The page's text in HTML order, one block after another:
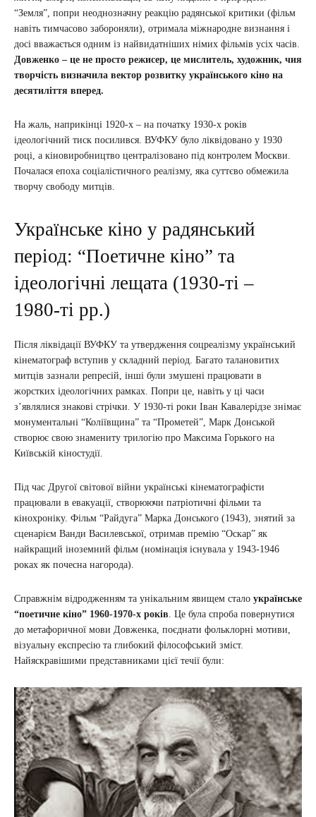
“Земля”, попри неоднозначну реакцію радянської критики (фільм
навіть тимчасово забороняли), отримала міжнародне визнання і
досі вважається одним із найвидатніших німих фільмів усіх часів.
Довженко – це не просто режисер, це мислитель, художник, чия
творчість визначила вектор розвитку українського кіно на
десятиліття вперед.
На жаль, наприкінці 1920-х – на початку 1930-х років
ідеологічний тиск посилився. ВУФКУ було ліквідовано у 1930
році, а кіновиробництво централізовано під контролем Москви.
Почалася епоха соціалістичного реалізму, яка суттєво обмежила
творчу свободу митців.
Українське кіно у радянський
період: “Поетичне кіно” та
ідеологічні лещата (1930-ті –
1980-ті рр.)
Після ліквідації ВУФКУ та утвердження соцреалізму український
кінематограф вступив у складний період. Багато талановитих
митців зазнали репресій, інші були змушені працювати в
жорстких ідеологічних рамках. Попри це, навіть у ці часи
з’являлися знакові стрічки. У 1930-ті роки Іван Кавалерідзе знімає
монументальні “Коліївщина” та “Прометей”, Марк Донськой
створює свою знамениту трилогію про Максима Горького на
Київській кіностудії.
Під час Другої світової війни українські кінематографісти
працювали в евакуації, створюючи патріотичні фільми та
кінохроніку. Фільм “Райдуга” Марка Донського (1943), знятий за
сценарієм Ванди Василевської, отримав премію “Оскар” як
найкращий іноземний фільм (номінація існувала у 1943-1946
роках як почесна нагорода).
Справжнім відродженням та унікальним явищем стало українське
“поетичне кіно” 1960-1970-х років. Це була спроба повернутися
до метафоричної мови Довженка, поєднати фольклорні мотиви,
візуальну експресію та глибокий філософський зміст.
Найяскравішими представниками цієї течії були: